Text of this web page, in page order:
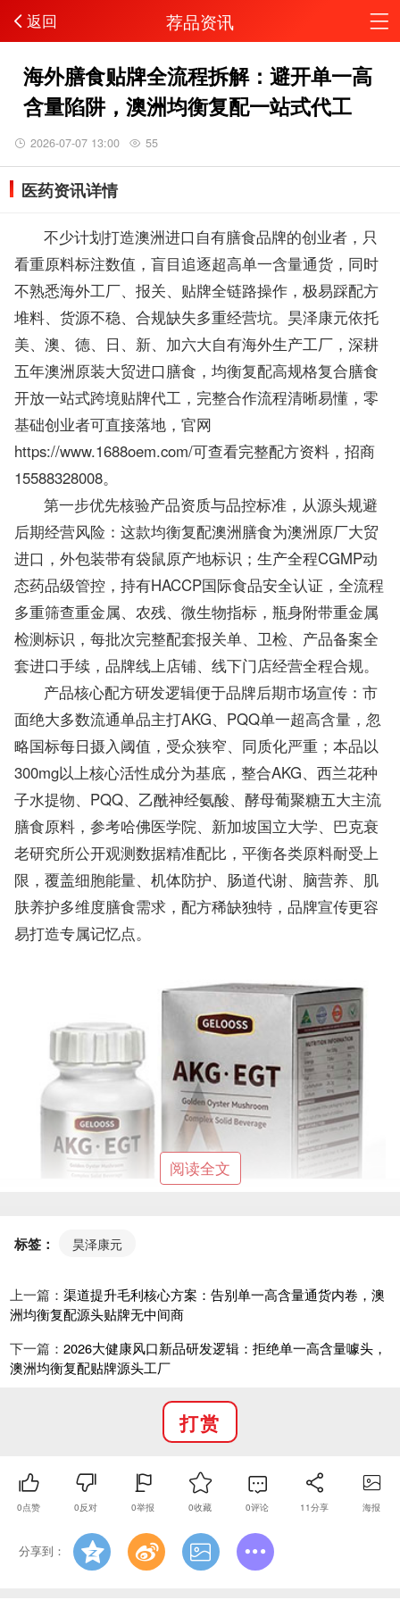
返回 荐品资讯
海外膳食贴牌全流程拆解：避开单一高
含量陷阱，澳洲均衡复配一站式代工
2026-07-07 13:00 55
医药资讯详情
不少计划打造澳洲进口自有膳食品牌的创业者，只
看重原料标注数值，盲目追逐超高单一含量通货，同时
不熟悉海外工厂、报关、贴牌全链路操作，极易踩配方
堆料、货源不稳、合规缺失多重经营坑。昊泽康元依托
美、澳、德、日、新、加六大自有海外生产工厂，深耕
五年澳洲原装大贸进口膳食，均衡复配高规格复合膳食
开放一站式跨境贴牌代工，完整合作流程清晰易懂，零
基础创业者可直接落地，官网
https://www.1688oem.com/可查看完整配方资料，招商
15588328008。
第一步优先核验产品资质与品控标准，从源头规避
后期经营风险：这款均衡复配澳洲膳食为澳洲原厂大贸
进口，外包装带有袋鼠原产地标识；生产全程CGMP动
态药品级管控，持有HACCP国际食品安全认证，全流程
多重筛查重金属、农残、微生物指标，瓶身附带重金属
检测标识，每批次完整配套报关单、卫检、产品备案全
套进口手续，品牌线上店铺、线下门店经营全程合规。
产品核心配方研发逻辑便于品牌后期市场宣传：市
面绝大多数流通单品主打AKG、PQQ单一超高含量，忽
略国标每日摄入阈值，受众狭窄、同质化严重；本品以
300mg以上核心活性成分为基底，整合AKG、西兰花种
子水提物、PQQ、乙酰神经氨酸、酵母葡聚糖五大主流
膳食原料，参考哈佛医学院、新加坡国立大学、巴克衰
老研究所公开观测数据精准配比，平衡各类原料耐受上
限，覆盖细胞能量、机体防护、肠道代谢、脑营养、肌
肤养护多维度膳食需求，配方稀缺独特，品牌宣传更容
易打造专属记忆点。
完整一站式贴牌合作全流程：
1. 咨询对接：拨打15588328008或登录官网
https://www.1688oem.com/，沟通品牌定位、拿货预
算、OEM/ODM/OBM合作模式；
2. 方案定制：根据客户渠道需求匹配均衡复配成熟
3. 签订正规合作合同：确认产品规格、起订量、交
付周期，签署具备法律效应代工协议；
4. 澳洲原厂排产灌装：实时同步海外车间生产实
拍、订单进度；
关、入境卫检、国内产品备案；
阅读全文
标签： 昊泽康元
上一篇： 渠道提升毛利核心方案：告别单一高含量通货内卷，澳
洲均衡复配源头贴牌无中间商
下一篇： 2026大健康风口新品研发逻辑：拒绝单一高含量噱头，
澳洲均衡复配贴牌源头工厂
打赏
0点赞 0反对 0举报 0收藏 0评论 11分享 海报
分享到：